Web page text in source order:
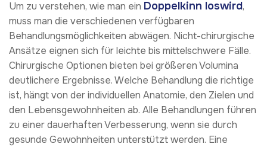
Um zu verstehen, wie man ein Doppelkinn loswird,
muss man die verschiedenen verfügbaren
Behandlungsmöglichkeiten abwägen. Nicht-chirurgische
Ansätze eignen sich für leichte bis mittelschwere Fälle.
Chirurgische Optionen bieten bei größeren Volumina
deutlichere Ergebnisse. Welche Behandlung die richtige
ist, hängt von der individuellen Anatomie, den Zielen und
den Lebensgewohnheiten ab. Alle Behandlungen führen
zu einer dauerhaften Verbesserung, wenn sie durch
gesunde Gewohnheiten unterstützt werden. Eine